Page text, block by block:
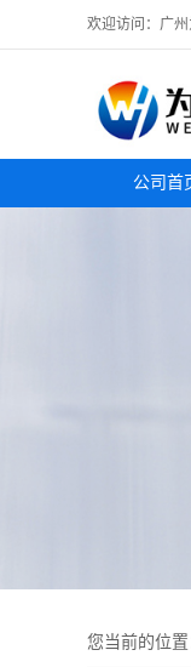
欢迎访问：广州
公司首
您当前的位置